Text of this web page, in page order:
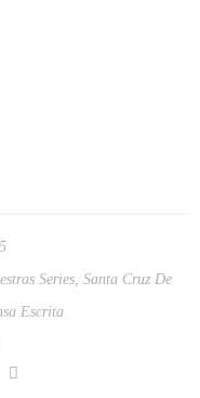
Series, Santa Cruz De
Escrita